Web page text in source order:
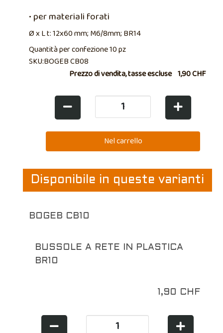
• per materiali forati
Ø x L t: 12x60 mm; M6/8mm; BR14
Quantità per confezione 10 pz
SKU:BOGEB CB08
Prezzo di vendita, tasse escluse 1,90 CHF
Disponibile in queste varianti
BOGEB CB10
BUSSOLE A RETE IN PLASTICA
BR10
1,90 CHF